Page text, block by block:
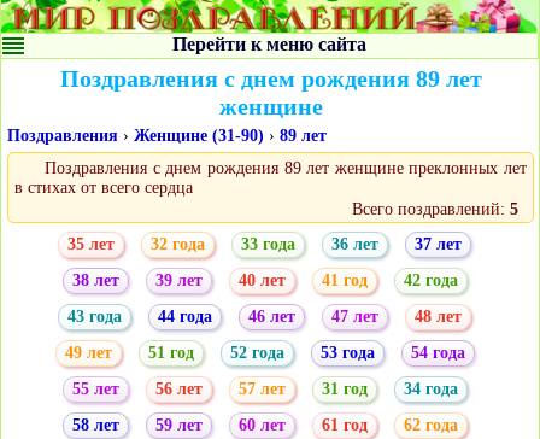
Перейти к меню сайта
Поздравления с днем рождения 89 лет
женщине
Поздравления › Женщине (31-90) › 89 лет
Поздравления с днем рождения 89 лет женщине преклонных лет
в стихах от всего сердца
Всего поздравлений: 5
35 лет
32 года 33 года 36 лет
37 лет
38 лет
39 лет 40 лет 41 год
42 года
43 года
44 года 46 лет 47 лет
48 лет
49 лет
51 год 52 года 53 года
54 года
55 лет
56 лет 57 лет 31 год
34 года
58 лет
59 лет 60 лет 61 год
62 года